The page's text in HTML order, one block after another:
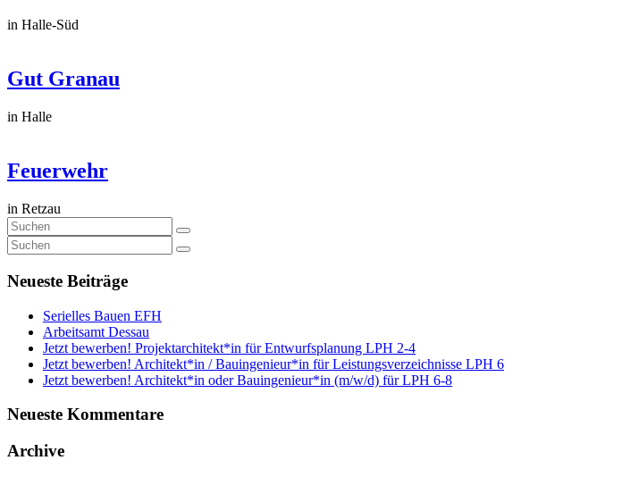
in Halle-Süd
Gut Granau
in Halle
Feuerwehr
in Retzau
Neueste Beiträge
Serielles Bauen EFH
Arbeitsamt Dessau
Jetzt bewerben! Projektarchitekt*in für Entwurfsplanung LPH 2-4
Jetzt bewerben! Architekt*in / Bauingenieur*in für Leistungsverzeichnisse LPH 6
Jetzt bewerben! Architekt*in oder Bauingenieur*in (m/w/d) für LPH 6-8
Neueste Kommentare
Archive